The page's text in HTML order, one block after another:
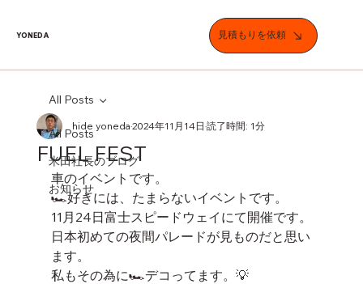
YONEDA 見積もりを依頼
All Posts
米田社長のブログ
お知らせ
All Posts
FUEL FEST
hide yoneda2024年11月14日 読了時間: 1分
車のイベントです。
🏎️好きには、たまらないイベントです。
11月24日富士スピードウェイにて開催です。
日本初めての夜間パレードが見ものだと思い
ます。
私もその為に🏎️デコってます。💡